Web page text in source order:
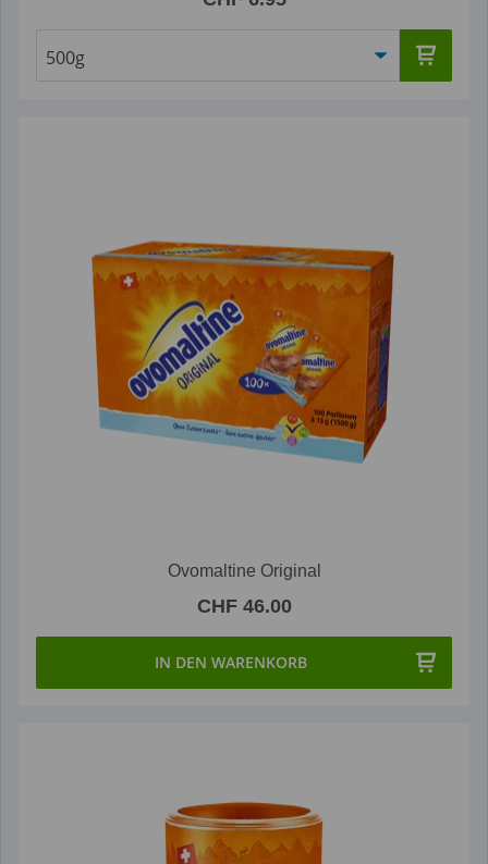
Ovomaltine Original
CHF 46.00
IN DEN WARENKORB